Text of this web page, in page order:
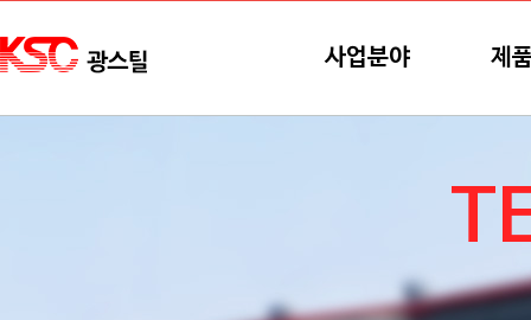
메뉴바로가기
사업분야 제